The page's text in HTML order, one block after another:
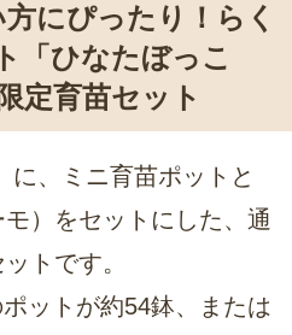
にぴったり！らく
「ひなたぼっこ
定育苗セット
に、ミニ育苗ポットと
）をセットにした、通
トです。
ットが約54鉢、または